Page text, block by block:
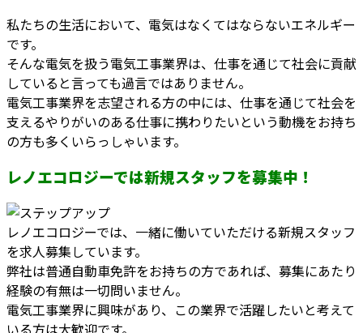
私たちの生活において、電気はなくてはならないエネルギー
です。
そんな電気を扱う電気工事業界は、仕事を通じて社会に貢献
していると言っても過言ではありません。
電気工事業界を志望される方の中には、仕事を通じて社会を
支えるやりがいのある仕事に携わりたいという動機をお持ち
の方も多くいらっしゃいます。
レノエコロジーでは新規スタッフを募集中！
レノエコロジーでは、一緒に働いていただける新規スタッフ
を求人募集しています。
弊社は普通自動車免許をお持ちの方であれば、募集にあたり
経験の有無は一切問いません。
電気工事業界に興味があり、この業界で活躍したいと考えて
いる方は大歓迎です。